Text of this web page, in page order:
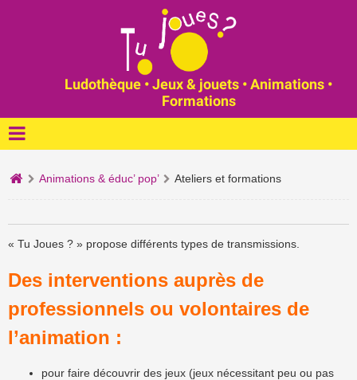
Ludothèque • Jeux & jouets • Animations •
Formations
Animations & éduc’ pop’ Ateliers et formations
« Tu Joues ? » propose différents types de transmissions.
Des interventions auprès de
professionnels ou volontaires de
l’animation :
pour faire découvrir des jeux (jeux nécessitant peu ou pas